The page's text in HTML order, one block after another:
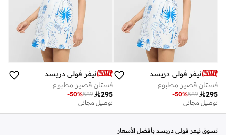
نيفر فولي دريسد
فستان قصير مطبوع
295
589
-50%
توصيل مجاني
نيفر فولي دريسد
فستان قصير مطبوع
295
589
-50%
توصيل مجاني
تسوق نيفر فولي دريسد بأفضل الأسعار